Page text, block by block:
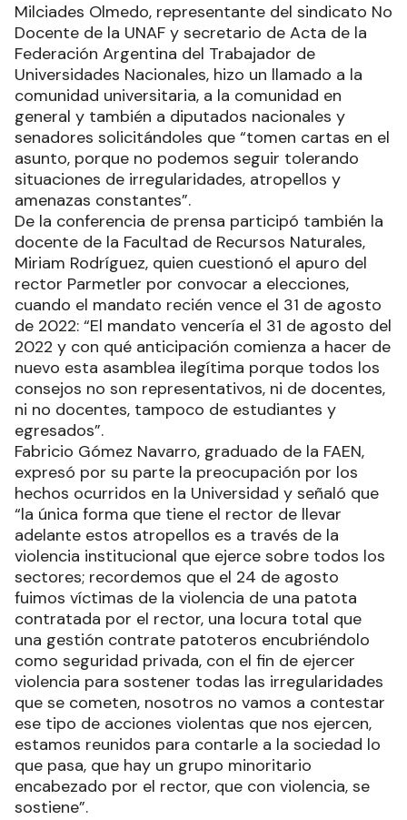
Milciades Olmedo, representante del sindicato No
Docente de la UNAF y secretario de Acta de la
Federación Argentina del Trabajador de
Universidades Nacionales, hizo un llamado a la
comunidad universitaria, a la comunidad en
general y también a diputados nacionales y
senadores solicitándoles que “tomen cartas en el
asunto, porque no podemos seguir tolerando
situaciones de irregularidades, atropellos y
amenazas constantes”.
De la conferencia de prensa participó también la
docente de la Facultad de Recursos Naturales,
Miriam Rodríguez, quien cuestionó el apuro del
rector Parmetler por convocar a elecciones,
cuando el mandato recién vence el 31 de agosto
de 2022: “El mandato vencería el 31 de agosto del
2022 y con qué anticipación comienza a hacer de
nuevo esta asamblea ilegítima porque todos los
consejos no son representativos, ni de docentes,
ni no docentes, tampoco de estudiantes y
egresados”.
Fabricio Gómez Navarro, graduado de la FAEN,
expresó por su parte la preocupación por los
hechos ocurridos en la Universidad y señaló que
“la única forma que tiene el rector de llevar
adelante estos atropellos es a través de la
violencia institucional que ejerce sobre todos los
sectores; recordemos que el 24 de agosto
fuimos víctimas de la violencia de una patota
contratada por el rector, una locura total que
una gestión contrate patoteros encubriéndolo
como seguridad privada, con el fin de ejercer
violencia para sostener todas las irregularidades
que se cometen, nosotros no vamos a contestar
ese tipo de acciones violentas que nos ejercen,
estamos reunidos para contarle a la sociedad lo
que pasa, que hay un grupo minoritario
encabezado por el rector, que con violencia, se
sostiene”.